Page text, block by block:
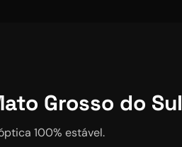
Grosso do Sul
100% estável.